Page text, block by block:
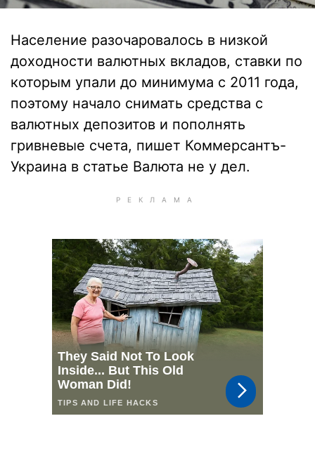
Население разочаровалось в низкой
доходности валютных вкладов, ставки по
которым упали до минимума с 2011 года,
поэтому начало снимать средства с
валютных депозитов и пополнять
гривневые счета, пишет Коммерсантъ-
Украина в статье Валюта не у дел.